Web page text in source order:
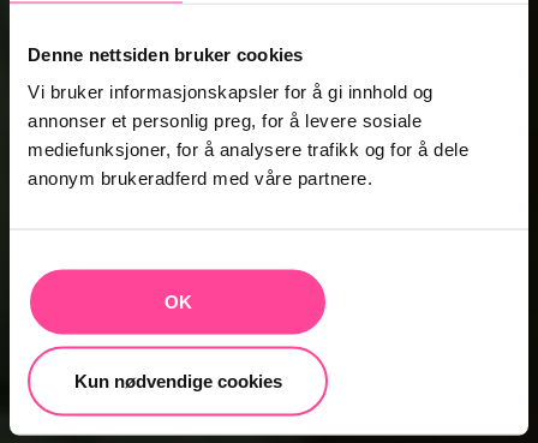
Denne nettsiden bruker cookies
Vi bruker informasjonskapsler for å gi innhold og
annonser et personlig preg, for å levere sosiale
mediefunksjoner, for å analysere trafikk og for å dele
anonym brukeradferd med våre partnere.
OK
Kun nødvendige cookies